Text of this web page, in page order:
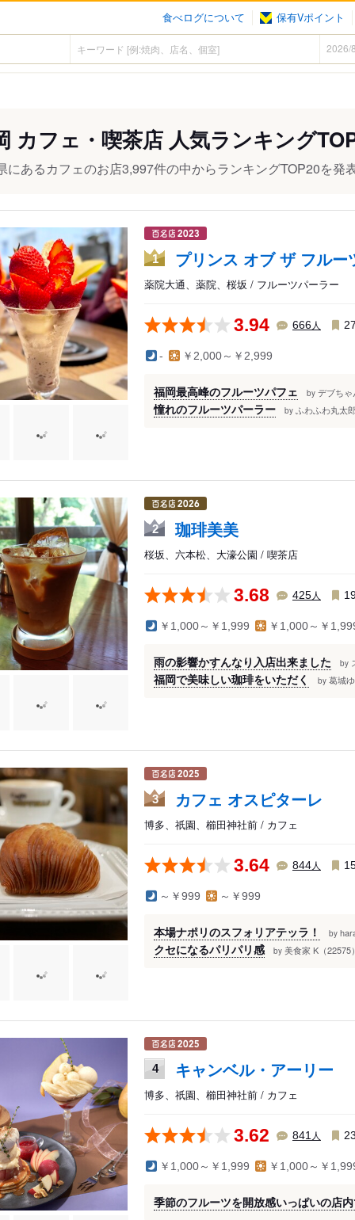
食べログについて 保有Vポイント
・糟屋郡
辺
カフェ・喫茶店 人気ランキング
にあるカフェのお店3,997件の中からランキングTOP20を発
1 プリンス オブ ザ フルー
薬院大通、薬院、桜坂 / フルーツパーラー
3.94 666人
- ￥2,000～￥2,999
福岡最高峰のフルーツパフェ by デブちゃ
憧れのフルーツパーラー by ふわふわ丸太郎
2 珈琲美美
桜坂、六本松、大濠公園 / 喫茶店
3.68 425人
￥1,000～￥1,999 ￥1,000～￥
雨の影響かすんなり入店出来ました by
福岡で美味しい珈琲をいただく by 葛城
3 カフェ オスピターレ
博多、祇園、櫛田神社前 / カフェ
3.64 844人
～￥999 ～￥999
本場ナポリのスフォリアテッラ！ by
クセになるパリパリ感 by 美食家 K（22575）
4 キャンベル・アーリー
博多、祇園、櫛田神社前 / カフェ
3.62 841 人
￥1,000～￥1,999 ￥1,000～￥
季節のフルーツを開放感いっぱいの店